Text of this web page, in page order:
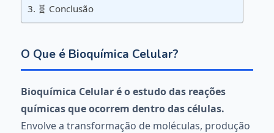
🧬 Conclusão
O Que é Bioquímica Celular?
Bioquímica Celular é o estudo das reações
químicas que ocorrem dentro das células.
Envolve a transformação de moléculas, produção